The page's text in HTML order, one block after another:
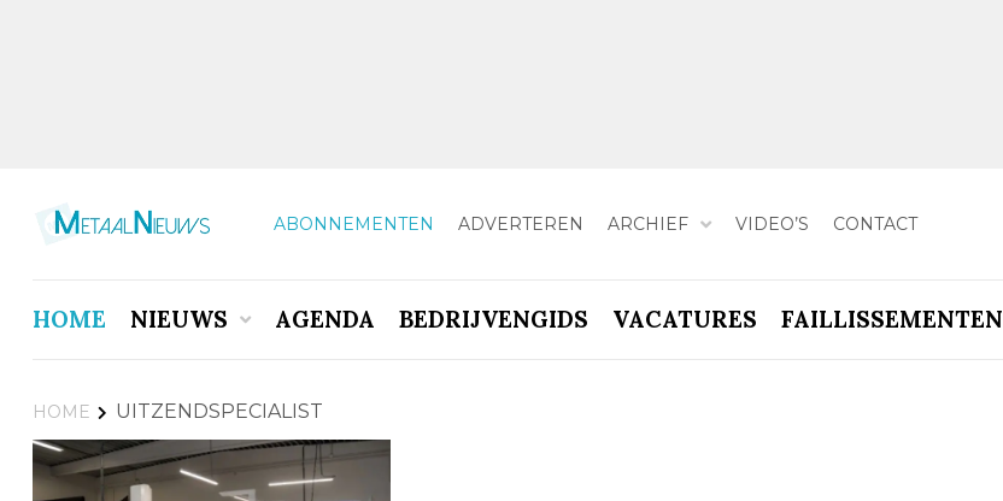
ABONNEMENTEN ADVERTEREN ARCHIEF VIDEO’S CONTACT
HOME NIEUWS AGENDA BEDRIJVENGIDS VACATURES FAILLISSEMENTEN
HOME UITZENDSPECIALIST